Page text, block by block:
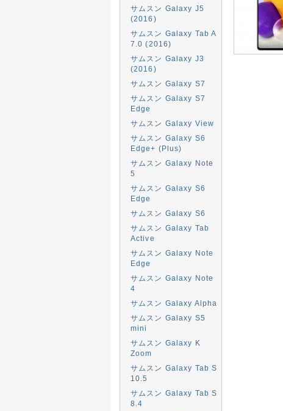
サムスン Galaxy J5
(2016)
サムスン Galaxy Tab A
7.0 (2016)
サムスン Galaxy J3
(2016)
サムスン Galaxy S7
サムスン Galaxy S7
Edge
サムスン Galaxy View
サムスン Galaxy S6
Edge+ (Plus)
サムスン Galaxy Note
5
サムスン Galaxy S6
Edge
サムスン Galaxy S6
サムスン Galaxy Tab
Active
サムスン Galaxy Note
Edge
サムスン Galaxy Note
4
サムスン Galaxy Alpha
サムスン Galaxy S5
mini
サムスン Galaxy K
Zoom
サムスン Galaxy Tab S
10.5
サムスン Galaxy Tab S
8.4